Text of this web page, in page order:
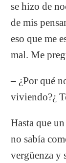
se hizo de
de mis
eso que me
mal. Me
– ¿Por qué
viviendo?¿
Hasta que
no sabía
vergüenza y